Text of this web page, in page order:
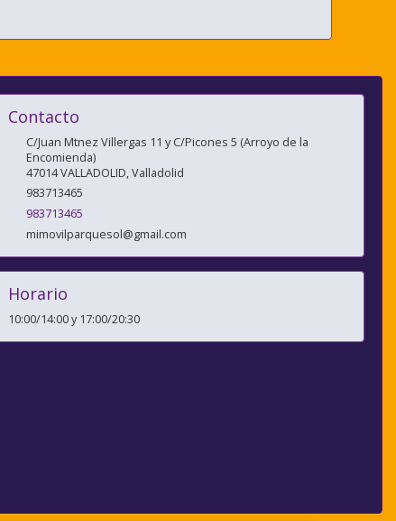
Contacto
C/Juan Mtnez Villergas 11 y C/Picones 5 (Arroyo de la
Encomienda)
47014VALLADOLID,Valladolid
983713465
983713465
mimovilparquesol@gmail.com
Horario
10:00/14:00 y 17:00/20:30